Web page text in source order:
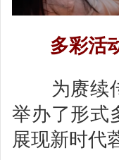
多彩活
为赓续传
举办了形式
展现新时代